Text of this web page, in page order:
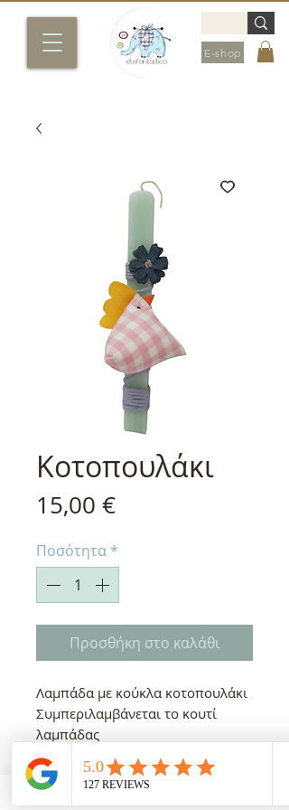
E-shop
Κοτοπουλάκι
15,00 €Τιμή
Ποσότητα*
Προσθήκη στο καλάθι
Λαμπάδα με κούκλα κοτοπουλάκι
Συμπεριλαμβάνεται το κουτί
λαμπάδας
Χρόνος παράδοσης 5-10